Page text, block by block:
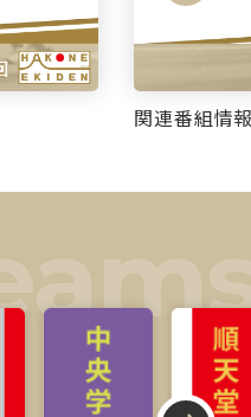
関連番組情